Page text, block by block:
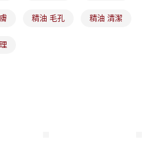
）提供予台灣大哥大進項蒐集、處理及利用，
下連結：
以上)免運費
精油 毛孔 精油 清潔